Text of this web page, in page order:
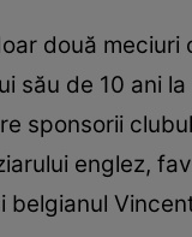
două
său de 10 ani
sponsorii
englez,
belgianul